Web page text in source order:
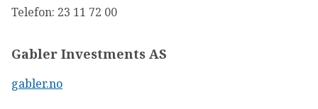
Telefon: 23 11 72 00
Gabler Investments AS
gabler.no